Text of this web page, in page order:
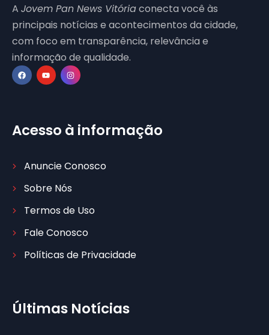
A Jovem Pan News Vitóriaconecta você às
principais notícias e acontecimentos da cidade,
com foco em transparência, relevância e
informação de qualidade.
Acesso à informação
Anuncie Conosco
Sobre Nós
Termos de Uso
Fale Conosco
Políticas de Privacidade
Últimas Notícias